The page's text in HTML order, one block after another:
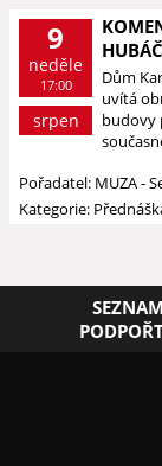
9
neděle
17:00
srpen
Dům
uvítá
budovy
Pořadatel: MUZA -
Kategorie: